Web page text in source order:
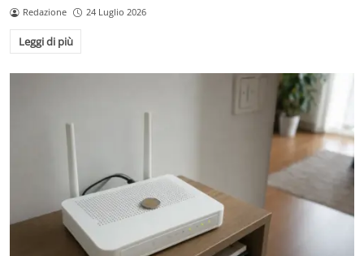
Redazione 24 Luglio 2026
Leggi di più